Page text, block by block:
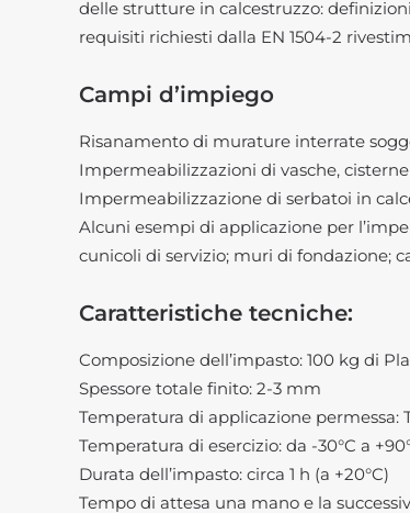
delle strutture in calcestruzzo:
requisiti richiesti dalla EN 1504-2
Campi d’impiego
Risanamento di murature interrate
Impermeabilizzazioni di vasche,
Impermeabilizzazione di serbatoi in
Alcuni esempi di applicazione per
cunicoli di servizio; muri di fondazione;
Caratteristiche tecniche:
Composizione dell’impasto: 100 kg di
Spessore totale finito: 2-3 mm
Temperatura di applicazione permessa:
Temperatura di esercizio: da -30°C a
Durata dell’impasto: circa 1 h (a +20°C)
Tempo di attesa una mano e la